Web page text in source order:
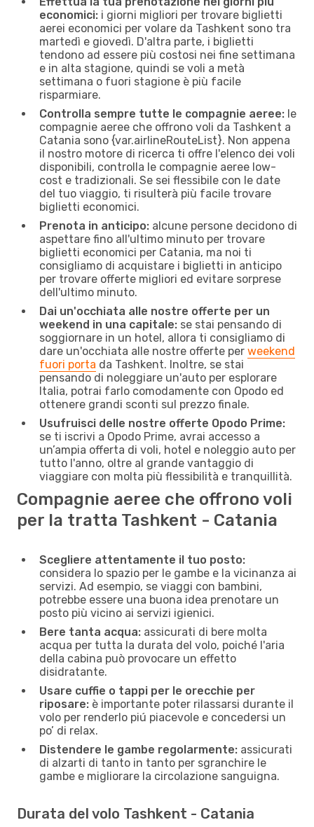
economici: i giorni migliori per trovare biglietti
aerei economici per volare da Tashkent sono tra
martedì e giovedì. D'altra parte, i biglietti
tendono ad essere più costosi nei fine settimana
e in alta stagione, quindi se voli a metà
settimana o fuori stagione è più facile
risparmiare.
Controlla sempre tutte le compagnie aeree: le
compagnie aeree che offrono voli da Tashkent a
Catania sono {​var.airlineRouteList}. Non appena
il nostro motore di ricerca ti offre l'elenco dei voli
disponibili, controlla le compagnie aeree low-
cost e tradizionali. Se sei flessibile con le date
del tuo viaggio, ti risulterà più facile trovare
biglietti economici.
Prenota in anticipo: alcune persone decidono di
aspettare fino all'ultimo minuto per trovare
biglietti economici per Catania, ma noi ti
consigliamo di acquistare i biglietti in anticipo
per trovare offerte migliori ed evitare sorprese
dell'ultimo minuto.
Dai un'occhiata alle nostre offerte per un
weekend in una capitale: se stai pensando di
soggiornare in un hotel, allora ti consigliamo di
dare un'occhiata alle nostre offerte per weekend
fuori porta da Tashkent. Inoltre, se stai
pensando di noleggiare un'auto per esplorare
Italia, potrai farlo comodamente con Opodo ed
ottenere grandi sconti sul prezzo finale.
Usufruisci delle nostre offerte Opodo Prime:
se ti iscrivi a Opodo Prime, avrai accesso a
un’ampia offerta di voli, hotel e noleggio auto per
tutto l'anno, oltre al grande vantaggio di
viaggiare con molta più flessibilità e tranquillità.
Compagnie aeree che offrono voli
per la tratta Tashkent - Catania
Scegliere attentamente il tuo posto:
considera lo spazio per le gambe e la vicinanza ai
servizi. Ad esempio, se viaggi con bambini,
potrebbe essere una buona idea prenotare un
posto più vicino ai servizi igienici.
Bere tanta acqua: assicurati di bere molta
acqua per tutta la durata del volo, poiché l'aria
della cabina può provocare un effetto
disidratante.
Usare cuffie o tappi per le orecchie per
riposare: è importante poter rilassarsi durante il
volo per renderlo piú piacevole e concedersi un
po’ di relax.
Distendere le gambe regolarmente: assicurati
di alzarti di tanto in tanto per sgranchire le
gambe e migliorare la circolazione sanguigna.
Durata del volo Tashkent - Catania